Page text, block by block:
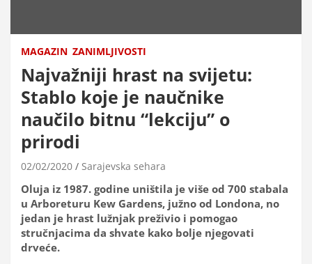
MAGAZIN ZANIMLJIVOSTI
Najvažniji hrast na svijetu:
Stablo koje je naučnike
naučilo bitnu “lekciju” o
prirodi
02/02/2020 Sarajevska sehara
Oluja iz 1987. godine uništila je više od 700 stabala
u Arboreturu Kew Gardens, južno od Londona, no
jedan je hrast lužnjak preživio i pomogao
stručnjacima da shvate kako bolje njegovati
drveće.